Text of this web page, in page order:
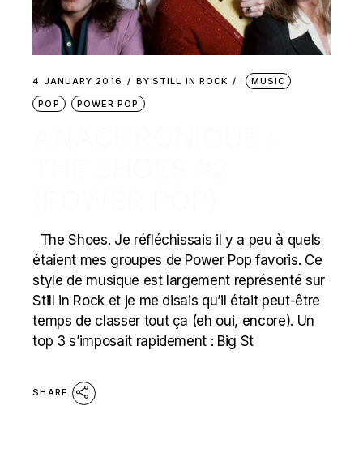
4 JANUARY 2016 BY STILL IN ROCK
MUSIC
POP
POWER POP
The Shoes. Je réfléchissais il y a peu à quels
étaient mes groupes de Power Pop favoris. Ce
style de musique est largement représenté sur
Still in Rock et je me disais qu’il était peut-être
temps de classer tout ça (eh oui, encore). Un
top 3 s’imposait rapidement : Big St
SHARE